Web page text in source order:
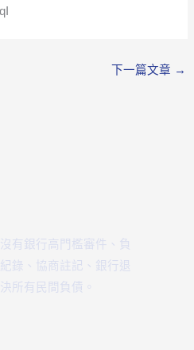
下一篇文章 →
有銀行高門檻審件、負
錄、協商註記、銀行退
所有民間負債。